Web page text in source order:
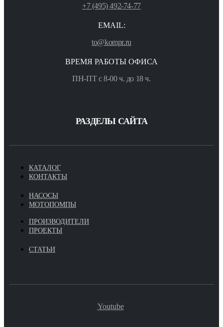
+7 (495) 492-74-77
EMAIL:
to@kompr.ru
ВРЕМЯ РАБОТЫ ОФИСА
ПН-ПТ с 8-00 ч. до 18 ч.
РАЗДЕЛЫ САЙТА
КАТАЛОГ
КОНТАКТЫ
НАСОСЫ
МОТОПОМПЫ
ПРОИЗВОДИТЕЛИ
ПРОЕКТЫ
СТАТЬИ
Youtube